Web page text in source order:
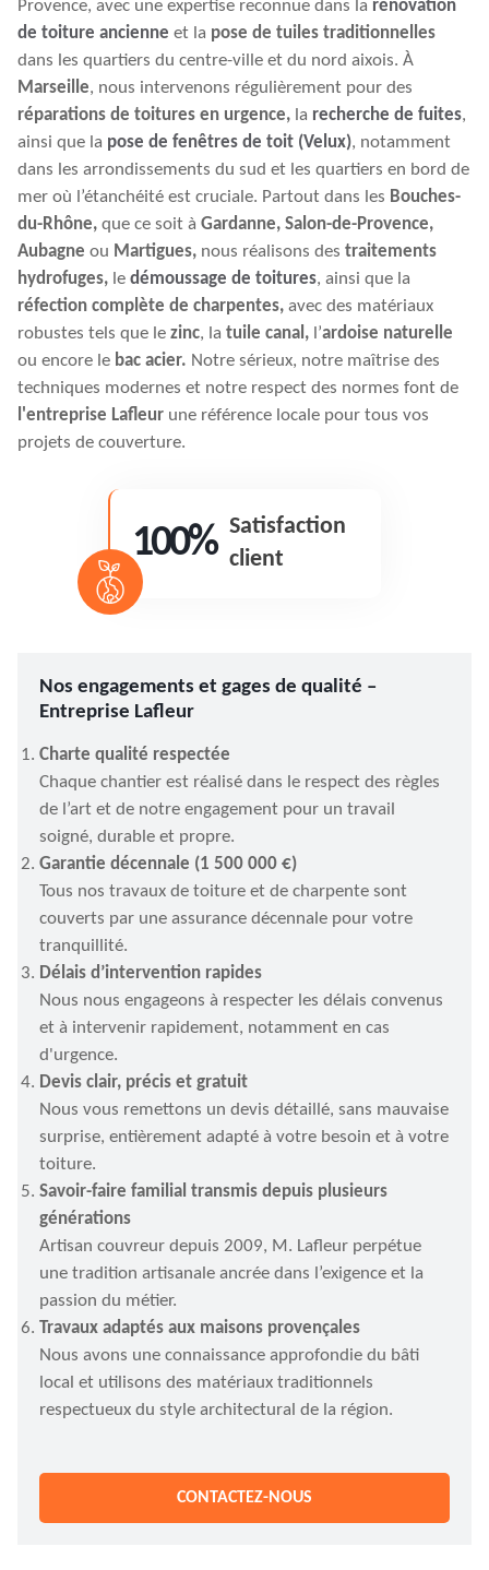
Provence, avec une expertise reconnue dans la rénovation
de toiture ancienne et la pose de tuiles traditionnelles
dans les quartiers du centre-ville et du nord aixois. À
Marseille, nous intervenons régulièrement pour des
réparations de toitures en urgence, la recherche de fuites,
ainsi que la pose de fenêtres de toit (Velux), notamment
dans les arrondissements du sud et les quartiers en bord de
mer où l’étanchéité est cruciale. Partout dans les Bouches-
du-Rhône, que ce soit à Gardanne, Salon-de-Provence,
Aubagne ou Martigues, nous réalisons des traitements
hydrofuges, le démoussage de toitures, ainsi que la
réfection complète de charpentes, avec des matériaux
robustes tels que le zinc, la tuile canal, l’ardoise naturelle
ou encore le bac acier. Notre sérieux, notre maîtrise des
techniques modernes et notre respect des normes font de
l'entreprise Lafleur une référence locale pour tous vos
projets de couverture.
100% Satisfaction
client
Nos engagements et gages de qualité –
Entreprise Lafleur
Charte qualité respectée
Chaque chantier est réalisé dans le respect des règles
de l’art et de notre engagement pour un travail
soigné, durable et propre.
Garantie décennale (1 500 000 €)
Tous nos travaux de toiture et de charpente sont
couverts par une assurance décennale pour votre
tranquillité.
Délais d’intervention rapides
Nous nous engageons à respecter les délais convenus
et à intervenir rapidement, notamment en cas
d'urgence.
Devis clair, précis et gratuit
Nous vous remettons un devis détaillé, sans mauvaise
surprise, entièrement adapté à votre besoin et à votre
toiture.
Savoir-faire familial transmis depuis plusieurs
générations
Artisan couvreur depuis 2009, M. Lafleur perpétue
une tradition artisanale ancrée dans l’exigence et la
passion du métier.
Travaux adaptés aux maisons provençales
​​​​​​​Nous avons une connaissance approfondie du bâti
local et utilisons des matériaux traditionnels
respectueux du style architectural de la région.
CONTACTEZ-NOUS